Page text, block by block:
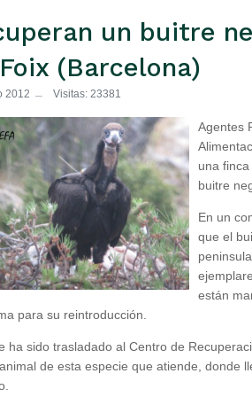
un buitre
(Barcelona)
2012 Visitas: 23381
Agentes
una
buitre
En un
que el
están
para su reintroducción.
ha sido trasladado al Centro de
de esta especie que atiende, donde